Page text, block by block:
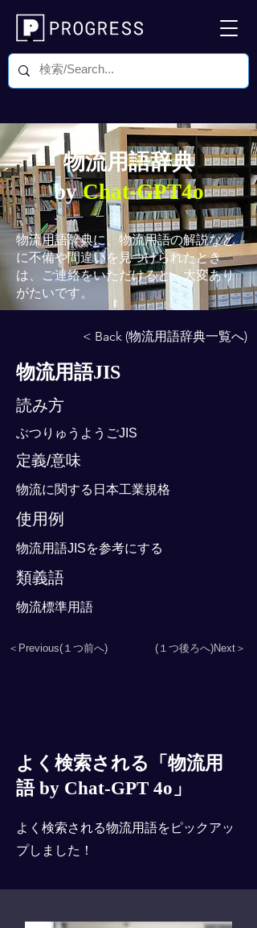
物流用語辞典
byChat-GPT4o
物流用語辞典に、物流用語の解説など
に不備や間違いを見つけられたとき
は、ご連絡をいただけると、大変あり
がたいです。
< Back (物流用語辞典一覧へ)
物流用語JIS
読み方
ぶつりゅうようごJIS
定義/意味
物流に関する日本工業規格
使用例
物流用語JISを参考にする
類義語
物流標準用語
＜Previous(１つ前へ) (１つ後ろへ)Next＞
よく検索される「物流用
語 by Chat-GPT 4o」
よく検索される物流用語をピックアッ
プしました！